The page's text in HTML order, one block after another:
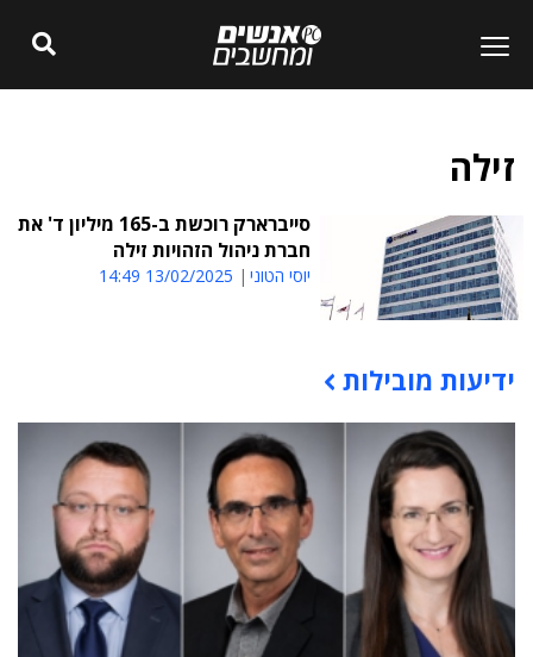
זילה
סייברארק רוכשת ב-165 מיליון ד' את
חברת ניהול הזהויות זילה
יוסי הטוני 13/02/2025 14:49
תוכן פרסומי
ידיעות מובילות